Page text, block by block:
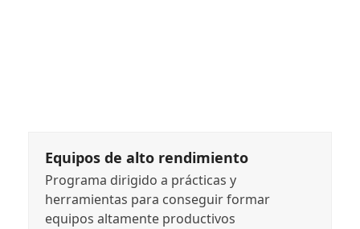
Equipos de alto rendimiento
Programa dirigido a prácticas y
herramientas para conseguir formar
equipos altamente productivos